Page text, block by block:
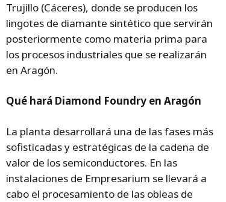
Trujillo (Cáceres), donde se producen los
lingotes de diamante sintético que servirán
posteriormente como materia prima para
los procesos industriales que se realizarán
en Aragón.
Qué hará Diamond Foundry en Aragón
La planta desarrollará una de las fases más
sofisticadas y estratégicas de la cadena de
valor de los semiconductores. En las
instalaciones de Empresarium se llevará a
cabo el procesamiento de las obleas de